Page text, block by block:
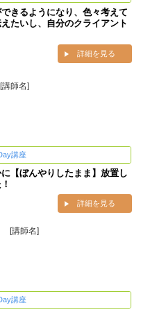
きるようになり、色々考えて
たいし、自分のクライアント
詳細を見る
[講師名]
講座
【ぼんやりしたまま】放置し
詳細を見る
[講師名]
講座